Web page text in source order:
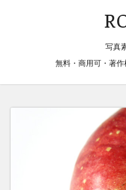
写真
無料・商用可・著